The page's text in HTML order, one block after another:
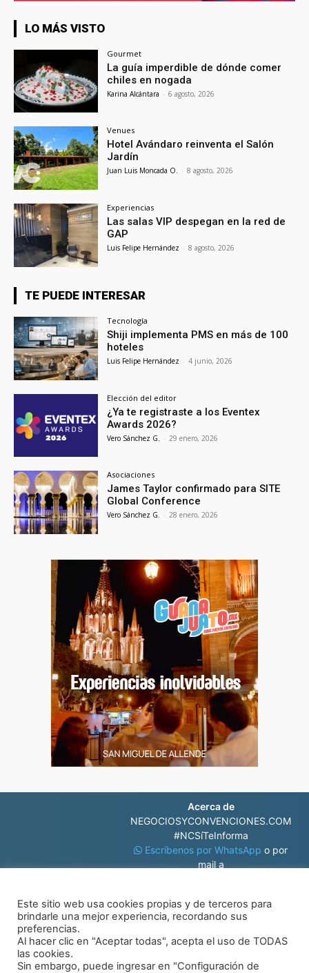
LO MÁS VISTO
Gourmet
La guía imperdible de dónde comer
chiles en nogada
Karina Alcántara - 6 agosto, 2026
Venues
Hotel Avándaro reinventa el Salón
Jardín
Juan Luis Moncada O. - 8 agosto, 2026
Experiencias
Las salas VIP despegan en la red de
GAP
Luis Felipe Hernández - 8 agosto, 2026
TE PUEDE INTERESAR
Tecnología
Shiji implementa PMS en más de 100
hoteles
Luis Felipe Hernández - 4 junio, 2026
Elección del editor
¿Ya te registraste a los Eventex
Awards 2026?
Vero Sánchez G. - 29 enero, 2026
Asociaciones
James Taylor confirmado para SITE
Global Conference
Vero Sánchez G. - 28 enero, 2026
Acerca de
NEGOCIOSYCONVENCIONES.COM
#NCSíTeInforma
Escríbenos por WhatsAppo por
mail a
© Negocios y Convenciones
Este sitio web usa cookies propias y de terceros para
brindarle una mejor experiencia, recordando sus
preferencias.
Al hacer clic en "Aceptar todas", acepta el uso de TODAS
las cookies.
Sin embargo, puede ingresar en "Configuración de